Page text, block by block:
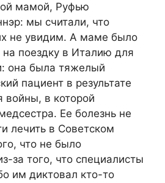
мамой, Руфью
мы считали, что
не увидим. А маме было
поездку в Италию для
она была тяжелый
пациент в результате
войны, в которой
Ее болезнь не
лечить в Советском
что не было
за того, что специалисты
им диктовал кто-то